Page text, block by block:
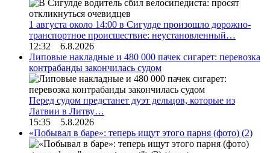
1 августа около 14:00 в Сигулде произошло дорожно-
транспортное происшествие: неустановленный…
12:32 6.8.2026
Липовые накладные и 480 000 пачек сигарет: перевозка
контрабанды закончилась судом
Перед судом предстанет дуэт дельцов, которые из
Латвии в Литву…
15:35 5.8.2026
«Побывал в баре»: теперь ищут этого парня (фото) (2)